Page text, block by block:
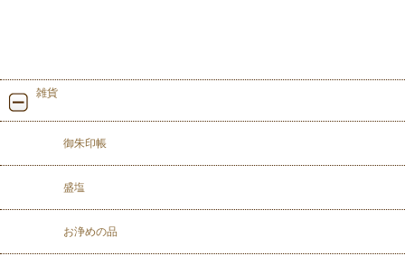
雑貨
御朱印帳
盛塩
お浄めの品